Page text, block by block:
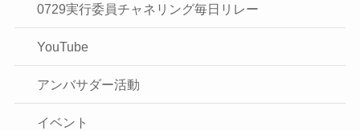
0729実行委員チャネリング毎日リレー
YouTube
アンバサダー活動
イベント